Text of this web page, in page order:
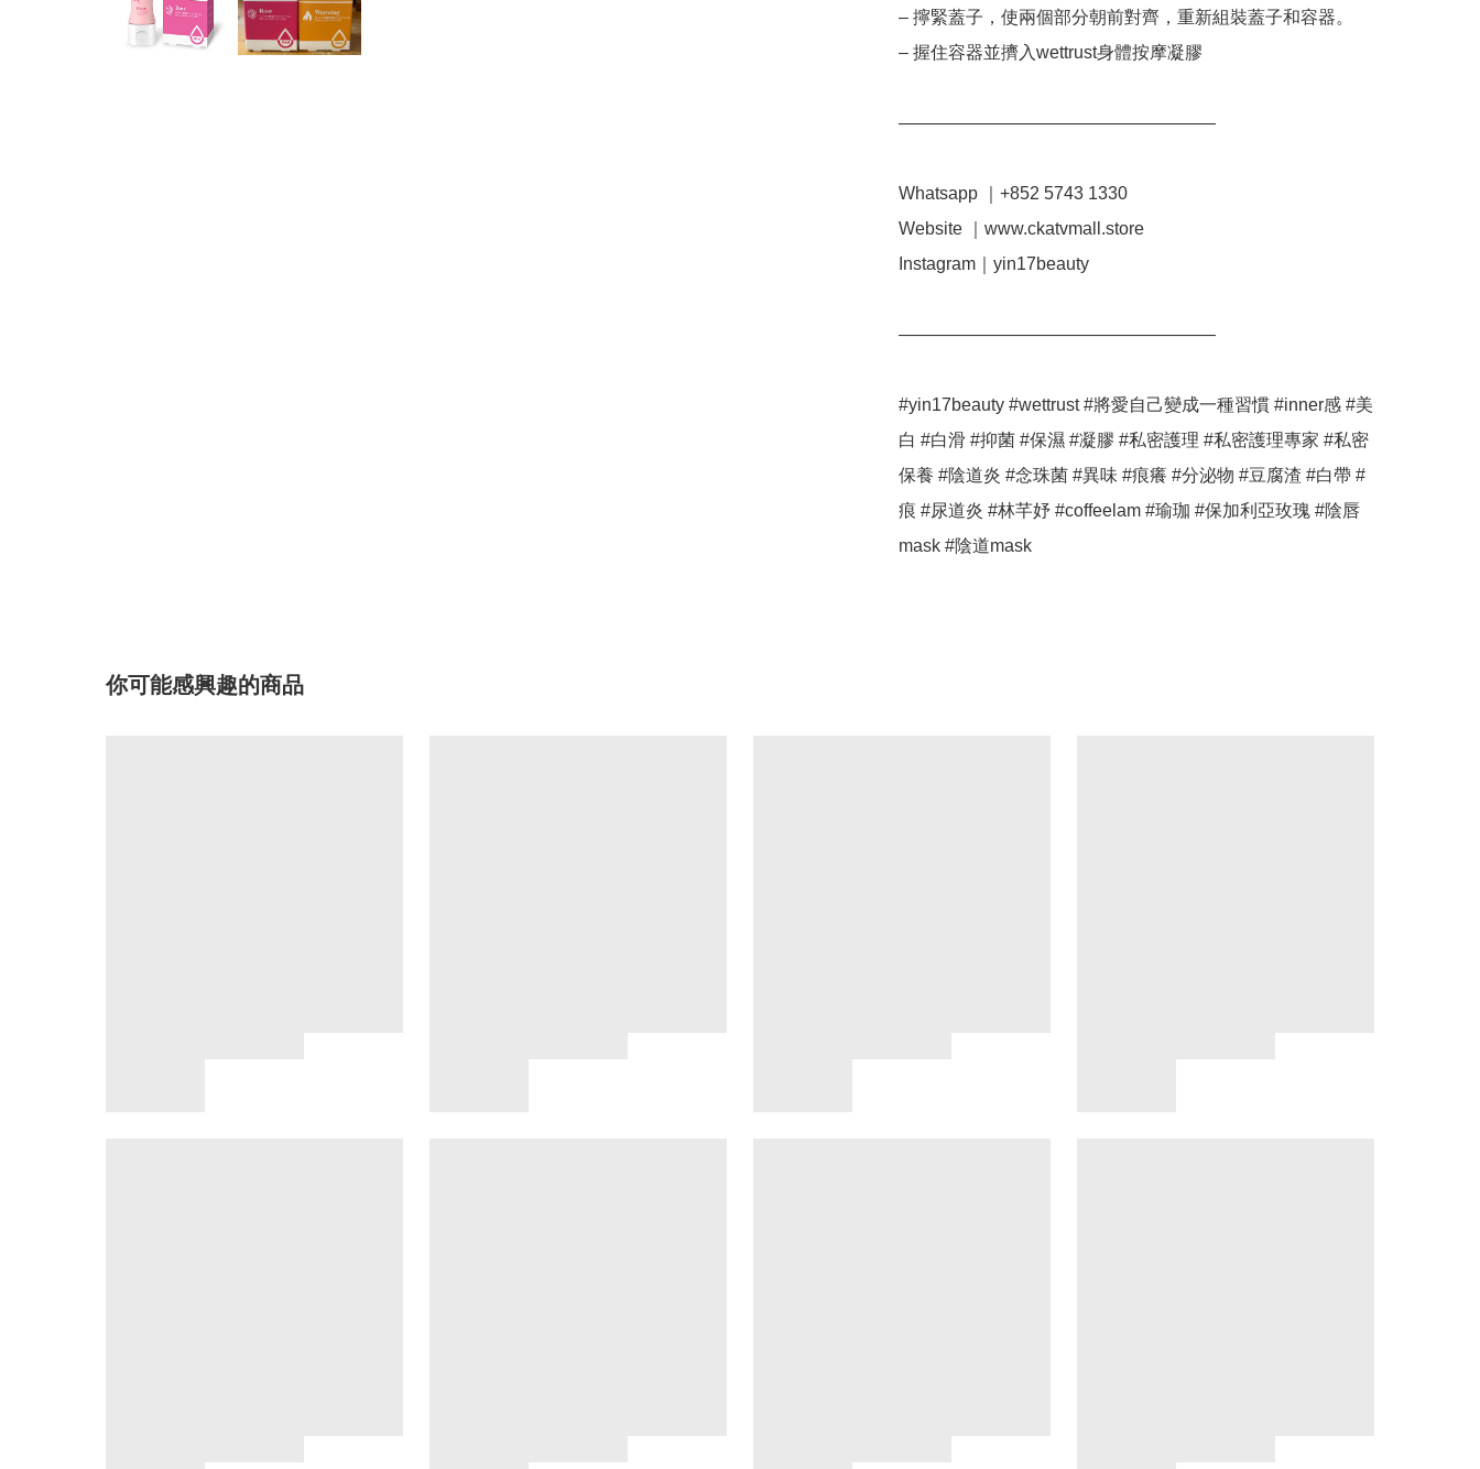
– 擰緊蓋子，使兩個部分朝前對齊，重新組裝蓋子和容器。
– 握住容器並擠入wettrust身體按摩凝膠
——————————————————﻿
Whatsapp ｜+852 5743 1330﻿
Website ｜www.ckatvmall.store﻿
Instagram｜yin17beauty
——————————————————﻿
#yin17beauty #wettrust #將愛自己變成一種習慣 #inner感 #美
白 #白滑 #抑菌 #保濕 #凝膠 #私密護理 #私密護理專家 #私密
保養 #陰道炎 #念珠菌 #異味 #痕癢 #分泌物 #豆腐渣 #白帶 #
痕 #尿道炎 #林芊妤 #coffeelam #瑜珈 #保加利亞玫瑰 #陰唇
mask #陰道mask
你可能感興趣的商品